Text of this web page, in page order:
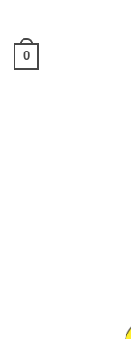
0
בחזרה למיטה